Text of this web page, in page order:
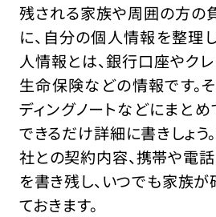
残される家族や周囲の方の
に、自分の個人情報を整理
人情報とは、銀行口座やクレ
生命保険などの情報です。
ディングノートなどにまとめ
できるだけ詳細に書きしょう
社との契約内容、携帯や電
を書き残し、いつでも家族
ておきます。